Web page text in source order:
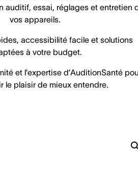
auditif, essai, réglages et entretien
vos appareils.
accessibilité facile et solutions
à votre budget.
et l’expertise d’AuditionSanté
le plaisir de mieux entendre.